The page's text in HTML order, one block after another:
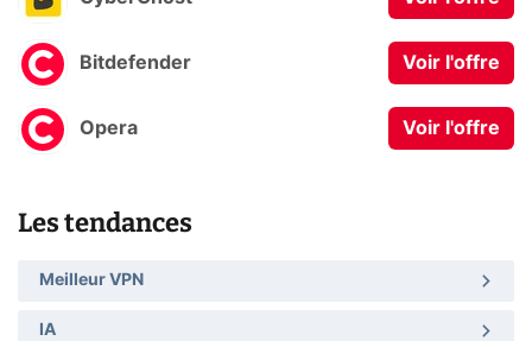
Bitdefender Voir l'offre
Opera Voir l'offre
Les tendances
Meilleur VPN
IA